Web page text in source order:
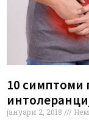
10 симптоми
јануари 2, 2018